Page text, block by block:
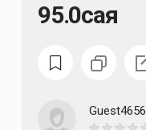
95.0сая
Guest4656